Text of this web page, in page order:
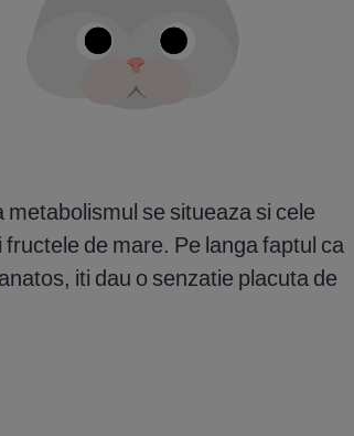
se situeaza si cele
de mare. Pe langa faptul ca
iti dau o senzatie placuta de